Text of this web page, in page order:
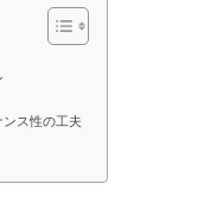
ンス性の工夫